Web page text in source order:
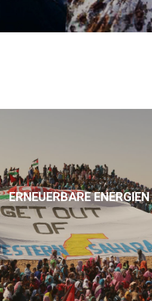
ERNEUERBARE ENERGIEN